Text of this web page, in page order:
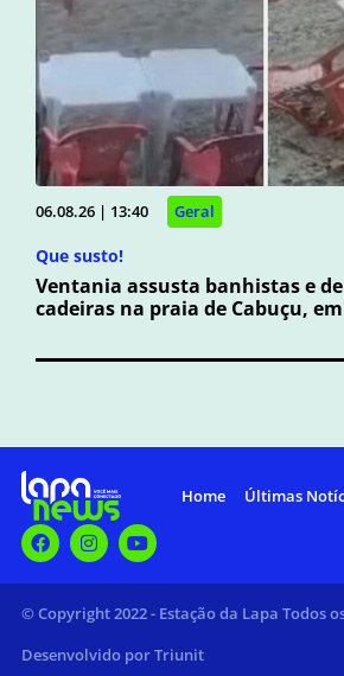
06.08.26 | 13:40 Geral
Que susto!
Ventania assusta banhistas e
cadeiras na praia de Cabuçu,
Home Últimas
© Copyright 2022 - Estação da Lapa Todos
Desenvolvido por Triunit